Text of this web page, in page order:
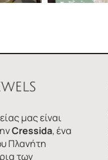
μας είναι
Cressida, ένα
Πλανήτη
των